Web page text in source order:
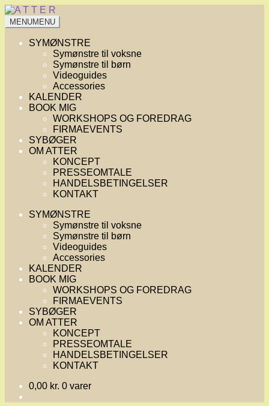
Spring
til
navigation
Spring
til
indhold
MENUMENU
SYMØNSTRE
Symønstre til voksne
Symønstre til børn
Videoguides
Accessories
KALENDER
BOOK MIG
WORKSHOPS OG FOREDRAG
FIRMAEVENTS
SYBØGER
OM ATTER
KONCEPT
PRESSEOMTALE
HANDELSBETINGELSER
KONTAKT
SYMØNSTRE
Symønstre til voksne
Symønstre til børn
Videoguides
Accessories
KALENDER
BOOK MIG
WORKSHOPS OG FOREDRAG
FIRMAEVENTS
SYBØGER
OM ATTER
KONCEPT
PRESSEOMTALE
HANDELSBETINGELSER
KONTAKT
0,00 kr. 0 varer